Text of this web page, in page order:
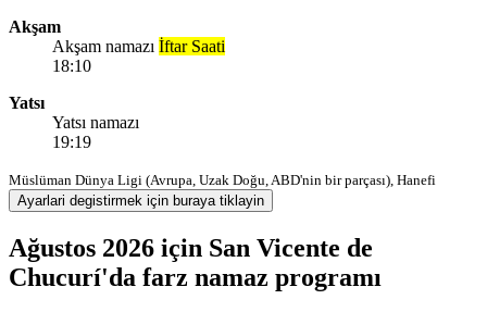
Akşam
Akşam namazı İftar Saati
18:10
Yatsı
Yatsı namazı
19:19
Müslüman Dünya Ligi (Avrupa, Uzak Doğu, ABD'nin bir parçası), Hanefi
Ayarlari degistirmek için buraya tiklayin
Ağustos 2026 için San Vicente de
Chucurí'da farz namaz programı